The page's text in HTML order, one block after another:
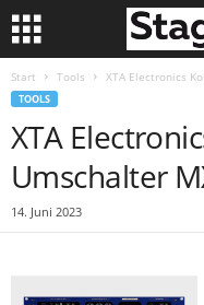
Start Tools XTA Electronics
TOOLS
XTA
Umschalter
14. Juni 2023